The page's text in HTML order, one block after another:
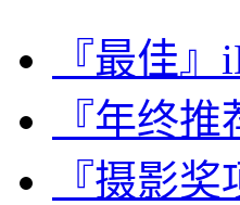
『最佳
『年终
『摄影